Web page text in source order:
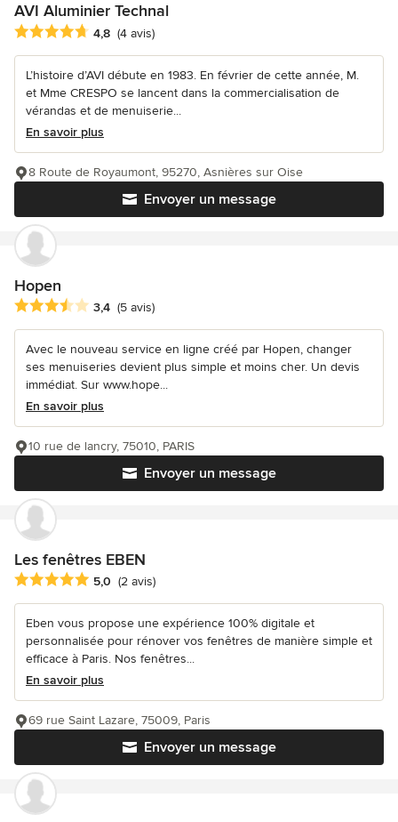
AVI Aluminier Technal
Note moyenne : 4.8 étoiles sur 5
4,8 (4 avis)
L’histoire d’AVI débute en 1983. En février de cette année, M.
et Mme CRESPO se lancent dans la commercialisation de
vérandas et de menuiserie...
En savoir plus
Envoyer un message
8 Route de Royaumont, 95270, Asnières sur Oise
Hopen
Note moyenne : 3.4 étoiles sur 5
3,4 (5 avis)
Avec le nouveau service en ligne créé par Hopen, changer
ses menuiseries devient plus simple et moins cher. Un devis
immédiat. Sur www.hope...
En savoir plus
Envoyer un message
10 rue de lancry, 75010, PARIS
Les fenêtres EBEN
Note moyenne : 5 étoiles sur 5
5,0 (2 avis)
Eben vous propose une expérience 100% digitale et
personnalisée pour rénover vos fenêtres de manière simple et
efficace à Paris. Nos fenêtres...
En savoir plus
Envoyer un message
69 rue Saint Lazare, 75009, Paris